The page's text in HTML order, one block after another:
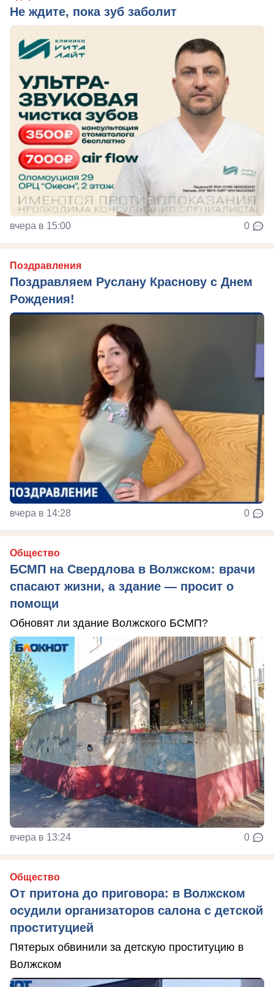
Не ждите, пока зуб заболит
вчера в 15:00 0
Поздравления
Поздравляем Руслану Краснову с Днем
Рождения!
вчера в 14:28 0
Общество
БСМП на Свердлова в Волжском: врачи
спасают жизни, а здание — просит о
помощи
Обновят ли здание Волжского БСМП?
вчера в 13:24 0
Общество
От притона до приговора: в Волжском
осудили организаторов салона с детской
проституцией
Пятерых обвинили за детскую проституцию в
Волжском